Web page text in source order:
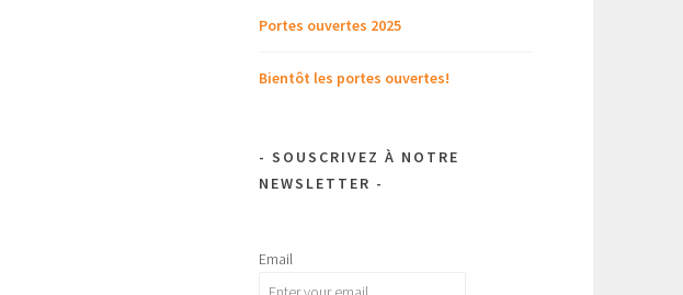
Portes ouvertes 2025
Bientôt les portes ouvertes!
- SOUSCRIVEZ À NOTRE
NEWSLETTER -
Email